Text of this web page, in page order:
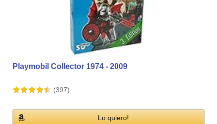
Playmobil Collector 1974 - 2009
(397)
Lo quiero!